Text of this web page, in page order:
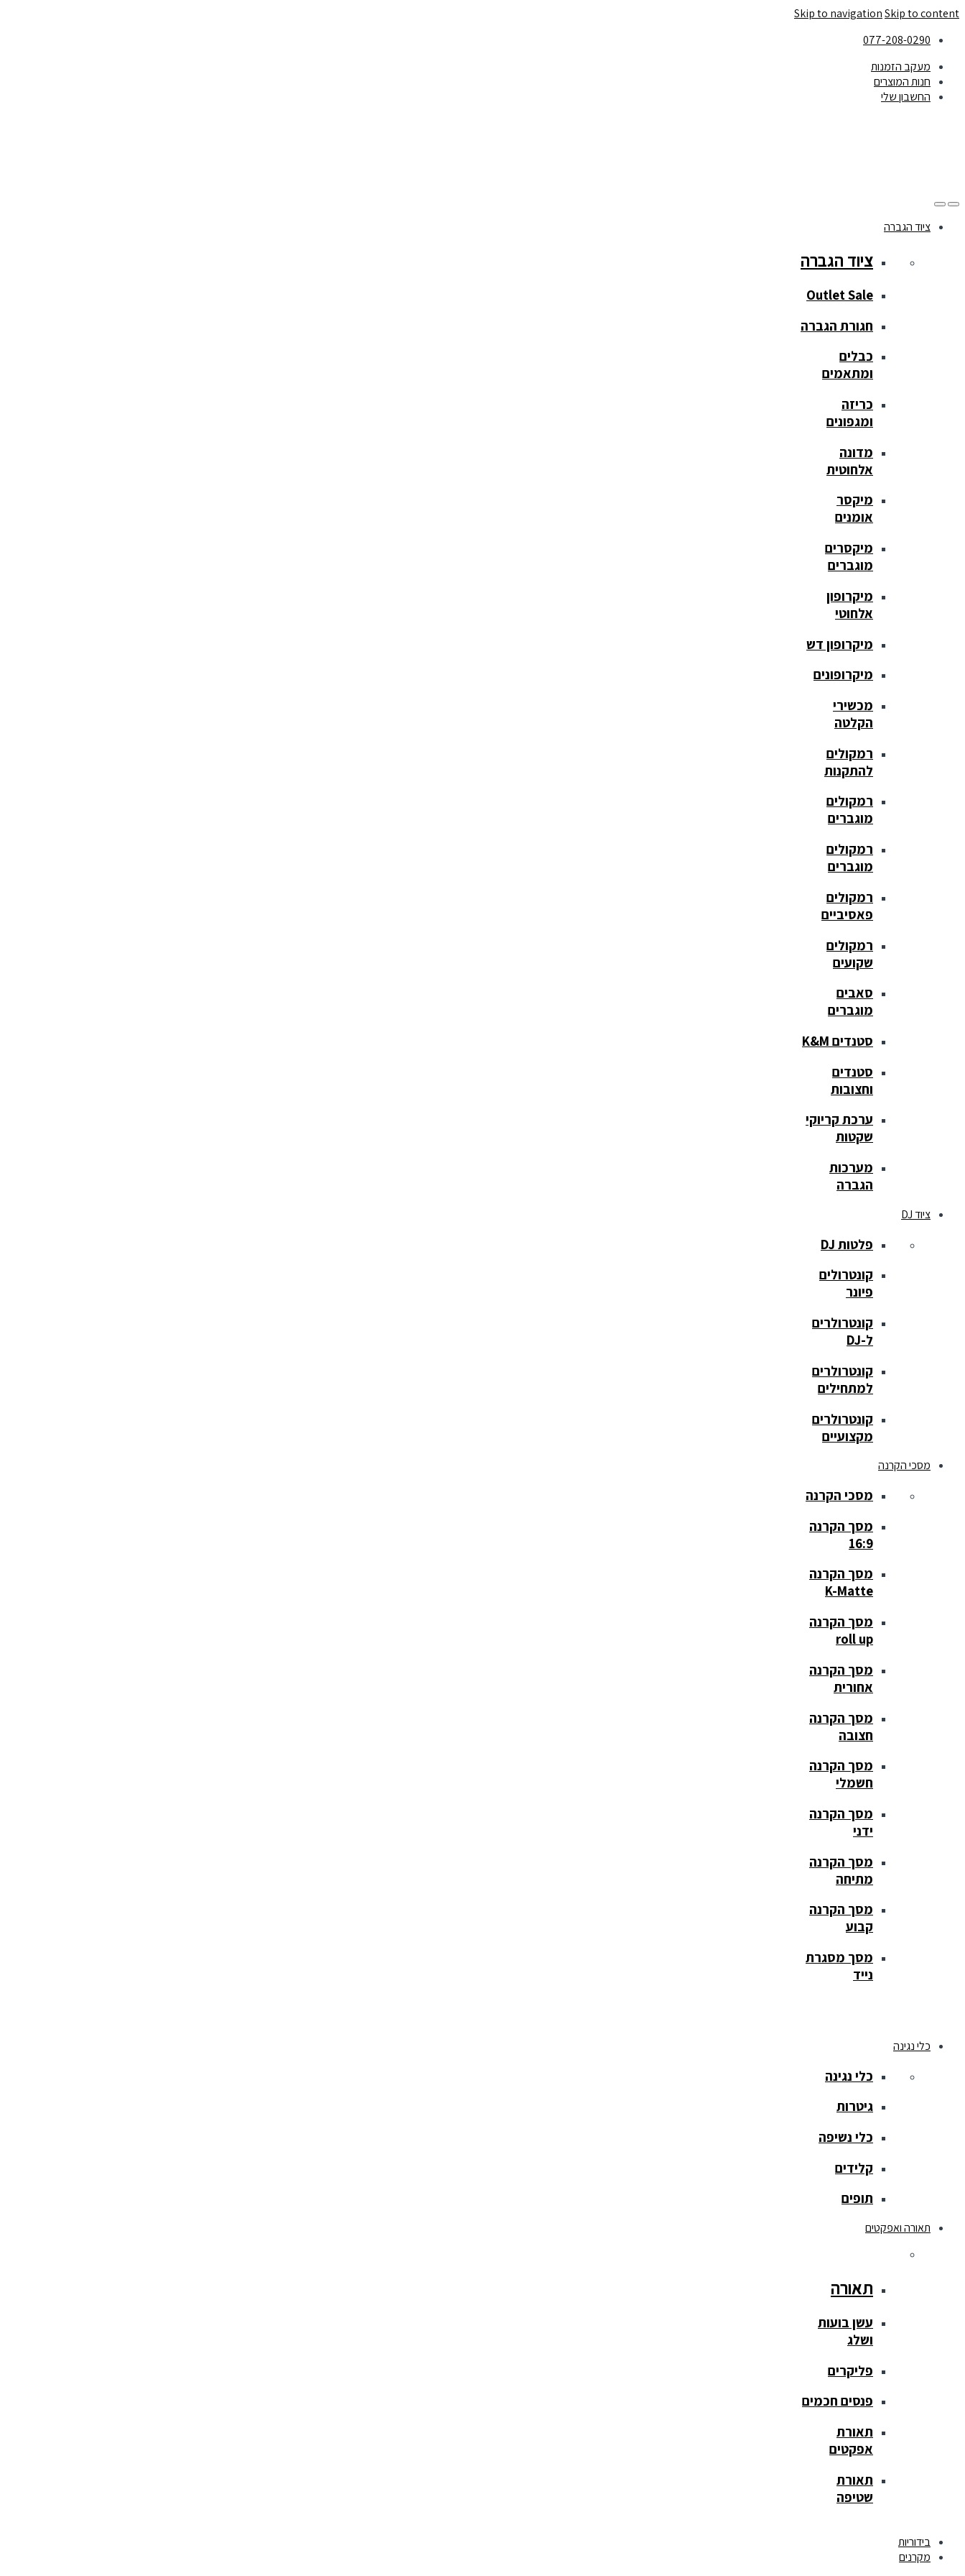
Skip to navigationSkip to content
077-208-0290
מעקב הזמנות
חנות המוצרים
החשבון שלי
ציוד הגברה
ציוד הגברה
Outlet Sale
חגורת הגברה
כבלים
ומתאמים
כריזה
ומגפונים
מדונה
אלחוטית
מיקסר
אומנים
מיקסרים
מוגברים
מיקרופון
אלחוטי
מיקרופון דש
מיקרופונים
מכשירי
הקלטה
רמקולים
להתקנות
רמקולים
מוגברים
רמקולים
מוגברים
רמקולים
פאסיביים
רמקולים
שקועים
סאבים
מוגברים
סטנדים K&M
סטנדים
וחצובות
ערכת קריוקי
שקטות
מערכות
הגברה
ציוד DJ
פלטות DJ
קונטרולים
פיונר
קונטרולרים
ל-DJ
קונטרולרים
למתחילים
קונטרולרים
מקצועיים
מסכי הקרנה
מסכי הקרנה
מסך הקרנה
16:9
מסך הקרנה
K-Matte
מסך הקרנה
roll up
מסך הקרנה
אחורית
מסך הקרנה
חצובה
מסך הקרנה
חשמלי
מסך הקרנה
ידני
מסך הקרנה
מתיחה
מסך הקרנה
קבוע
מסך מסגרת
נייד
כלי נגינה
כלי נגינה
גיטרות
כלי נשיפה
קלידים
תופים
תאורה ואפקטים
תאורה
עשן בועות
ושלג
פליקרים
פנסים חכמים
תאורת
אפקטים
תאורת
שטיפה
בידוריות
מקרנים